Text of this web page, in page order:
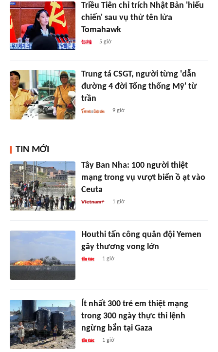
Triều Tiên chỉ trích Nhật Bản 'hiếu
chiến' sau vụ thử tên lửa
Tomahawk
5 giờ
Trung tá CSGT, người từng 'dẫn
đường 4 đời Tổng thống Mỹ' từ
trần
9 giờ
TIN MỚI
Tây Ban Nha: 100 người thiệt
mạng trong vụ vượt biển ồ ạt vào
Ceuta
1 giờ
Houthi tấn công quân đội Yemen
gây thương vong lớn
1 giờ
Ít nhất 300 trẻ em thiệt mạng
trong 300 ngày thực thi lệnh
ngừng bắn tại Gaza
1 giờ